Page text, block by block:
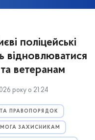
поліцейські
відновлюватися
ветеранам
року о 21:24
ТА ПРАВОПОРЯДОК
ЗАХИСНИКАМ